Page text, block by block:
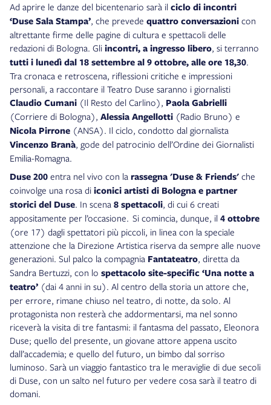
Ad aprire le danze del bicentenario sarà il ciclo di incontri
‘Duse Sala Stampa’, che prevede quattro conversazioni con
altrettante firme delle pagine di cultura e spettacoli delle
redazioni di Bologna. Gli incontri,a ingresso libero, si terranno
tutti i lunedì dal 18 settembre al 9 ottobre, alle ore 18,30.
Tra cronaca e retroscena, riflessioni critiche e impressioni
personali, a raccontare il Teatro Duse saranno i giornalisti
Claudio Cumani (Il Resto del Carlino), Paola Gabrielli
(Corriere di Bologna), Alessia Angellotti (Radio Bruno) e
Nicola Pirrone (ANSA). Il ciclo, condotto dal giornalista
Vincenzo Branà, gode del patrocinio dell’Ordine dei Giornalisti
Emilia-Romagna.
Duse 200 entra nel vivo con la rassegna 'Duse & Friends' che
coinvolge una rosa di iconici artisti di Bologna e partner
storici del Duse. In scena 8 spettacoli, di cui 6 creati
appositamente per l’occasione. Si comincia, dunque, il 4 ottobre
(ore 17) dagli spettatori più piccoli, in linea con la speciale
attenzione che la Direzione Artistica riserva da sempre alle nuove
generazioni. Sul palco la compagnia Fantateatro, diretta da
Sandra Bertuzzi, con lo spettacolo site-specific ‘Una notte a
teatro’ (dai 4 anni in su). Al centro della storia un attore che,
per errore, rimane chiuso nel teatro, di notte, da solo. Al
protagonista non resterà che addormentarsi, ma nel sonno
riceverà la visita di tre fantasmi: il fantasma del passato, Eleonora
Duse; quello del presente, un giovane attore appena uscito
dall’accademia; e quello del futuro, un bimbo dal sorriso
luminoso. Sarà un viaggio fantastico tra le meraviglie di due secoli
di Duse, con un salto nel futuro per vedere cosa sarà il teatro di
domani.